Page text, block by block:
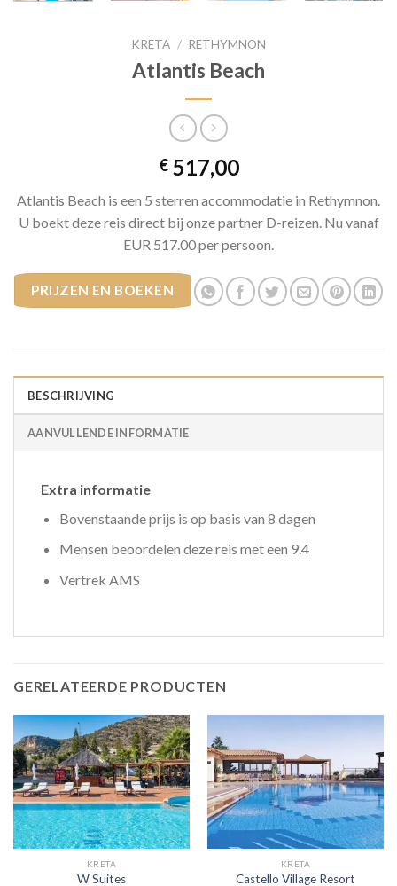
KRETA / RETHYMNON
Atlantis Beach
€517,00
Atlantis Beach is een 5 sterren accommodatie in Rethymnon.
U boekt deze reis direct bij onze partner D-reizen. Nu vanaf
EUR 517.00 per persoon.
PRIJZEN EN BOEKEN
BESCHRIJVING
AANVULLENDE INFORMATIE
Extra informatie
Bovenstaande prijs is op basis van 8 dagen
Mensen beoordelen deze reis met een 9.4
Vertrek AMS
GERELATEERDE PRODUCTEN
KRETA
W Suites
KRETA
Castello Village Resort